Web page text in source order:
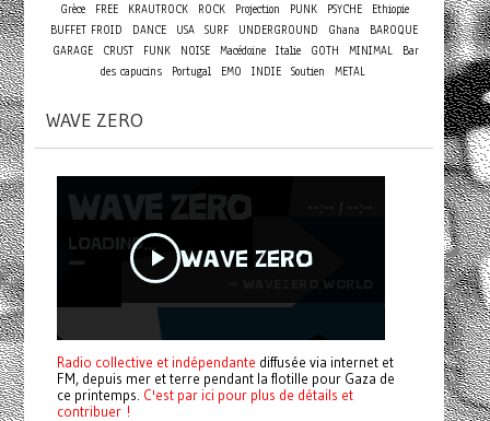
Grèce
FREE KRAUTROCK ROCK Projection PUNK PSYCHE
Ethiopie
BUFFET FROID
DANCE USA SURF UNDERGROUND Ghana
BAROQUE
GARAGE
CRUST FUNK NOISE Macédoine Italie GOTH MINIMAL
Bar
des capucins
Portugal EMO INDIE Soutien METAL
WAVE ZERO
Radio collective et indépendante diffusée via internet et
FM, depuis mer et terre pendant la flotille pour Gaza de
ce printemps. C'est par ici pour plus de détails et
contribuer !